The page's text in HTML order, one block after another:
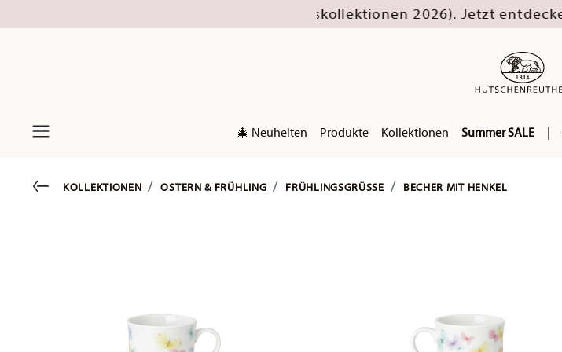
sind die Weihnachtskollektionen 2026). Jetzt entdecken!
🎄 Neuheiten Produkte Kollektionen Summer SALE |
Go backKOLLEKTIONEN OSTERN & FRÜHLING FRÜHLINGSGRÜSSE BECHER MIT HENKEL